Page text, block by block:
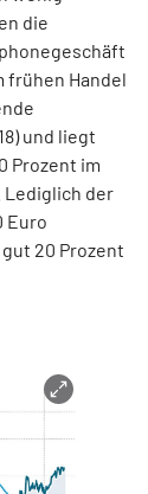
die
frühen Handel
und liegt
Prozent im
Lediglich der
Euro
20 Prozent